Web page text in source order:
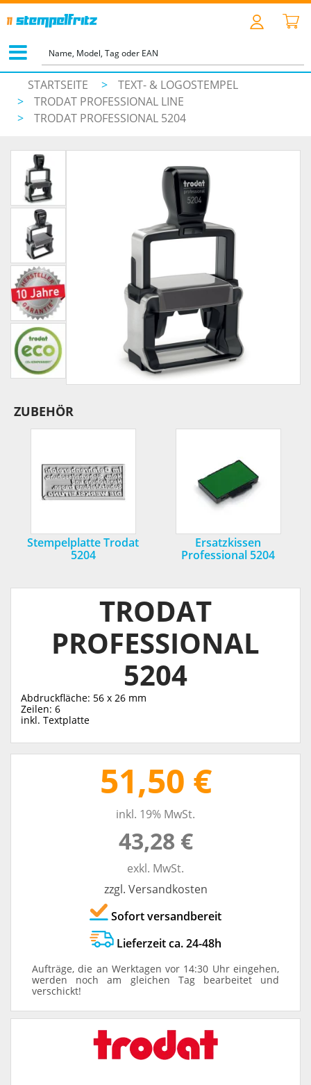
STARTSEITE >
TEXT- & LOGOSTEMPEL
>
TRODAT PROFESSIONAL LINE
>
TRODAT PROFESSIONAL 5204
ZUBEHÖR
Stempelplatte Trodat
5204
Ersatzkissen
Professional 5204
TRODAT
PROFESSIONAL
5204
Abdruckfläche: 56 x 26 mm
Zeilen: 6
inkl. Textplatte
51,50 €
inkl. 19% MwSt.
43,28 €
exkl. MwSt.
zzgl. Versandkosten
Sofort versandbereit
Lieferzeit ca. 24-48h
Aufträge, die an Werktagen vor 14:30 Uhr eingehen,
werden noch am gleichen Tag bearbeitet und
verschickt!